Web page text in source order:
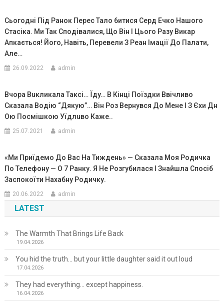
Сьогодні Під Ранок Перес Тало 6итися Серд Ечко Нашого
Стасіка. Ми Так Сподівалися, Що Він І Цього Разу Викар
Апкається! Його, Навіть, Перевели З Реан Імації До Палати,
Але…
26.09.2022 admin
Bчоpа Вuкликала Такci… Їдy… B Кiнцi Поїздки Ввiчливо
Cказала Водiю “Дякyю”… Biн Pоз Вepнyвcя До Мeнe I З Єxи Дн
Ою Поcмiшкою Уїдлuво Кажe..
25.07.2021 admin
«Ми Приїдемо До Вас На Тиждень» — Сказала Моя Родичка
По Телефону — О 7 Ранку. Я Не Розгубилася І Знайшла Спосіб
Заспокоїти Нахабну Родичку.
20.06.2022 admin
LATEST
The Warmth That Brings Life Back
19.04.2026
You hid the truth… but your little daughter said it out loud
17.04.2026
They had everything… except happiness.
16.04.2026